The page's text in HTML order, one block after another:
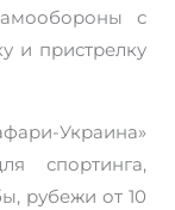
с
и пристрелку
Украина»
спортинга,
рубежи от 10